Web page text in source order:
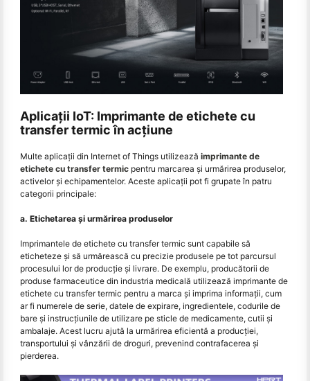
Aplicații IoT: Imprimante de etichete cu
transfer termic în acțiune
Multe aplicații din Internet of Things utilizează imprimante de
etichete cu transfer termic pentru marcarea și urmărirea produselor,
activelor și echipamentelor. Aceste aplicații pot fi grupate în patru
categorii principale:
a. Etichetarea și urmărirea produselor
Imprimantele de etichete cu transfer termic sunt capabile să
eticheteze și să urmărească cu precizie produsele pe tot parcursul
procesului lor de producție și livrare. De exemplu, producătorii de
produse farmaceutice din industria medicală utilizează imprimante de
etichete cu transfer termic pentru a marca și imprima informații, cum
ar fi numerele de serie, datele de expirare, ingredientele, codurile de
bare și instrucțiunile de utilizare pe sticle de medicamente, cutii și
ambalaje. Acest lucru ajută la urmărirea eficientă a producției,
transportului și vânzării de droguri, prevenind contrafacerea și
pierderea.